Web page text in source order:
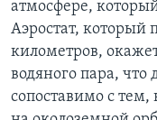
атмосфере,
Аэростат, который
километров,
водяного пара,
сопоставимо с тем,